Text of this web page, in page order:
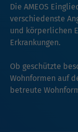
Die AMEOS
verschiedenste
und körperlichen
Erkrankungen.
Ob geschützte
Wohnformen auf
betreute